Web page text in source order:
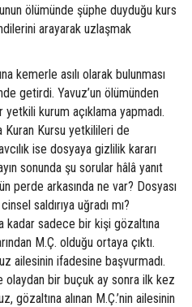
ölümünde şüphe duyduğu kurs
arayarak uzlaşmak
kemerle asılı olarak bulunması
getirdi. Yavuz’un ölümünden
kurum açıklama yapmadı.
Kuran Kursu yetkilileri de
ise dosyaya gizlilik kararı
sonunda şu sorular hâlâ yanıt
perde arkasında ne var? Dosyası
saldırıya uğradı mı?
kadar sadece bir kişi gözaltına
M.Ç. olduğu ortaya çıktı.
ailesinin ifadesine başvurmadı.
olaydan bir buçuk ay sonra ilk kez
gözaltına alınan M.Ç.’nin ailesinin